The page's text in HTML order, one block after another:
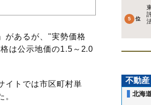
があるが、"実勢価格
は公示地価の1.5～2.0
イトでは市区町村単
不動
北海